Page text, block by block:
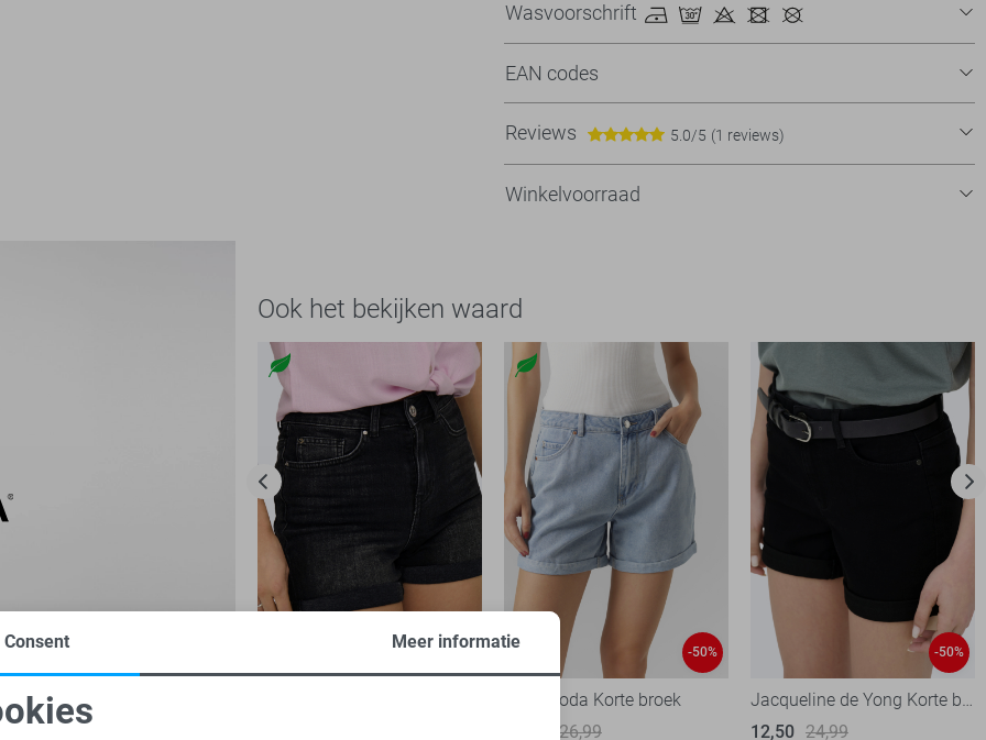
Wasvoorschrift
EAN codes
Reviews 5.0/5 (1 reviews)
Winkelvoorraad
Ook het bekijken waard
-50% -50%
Vero Moda Korte broek
26,99
-50%
12,50 24,99
cookies
Consent Meer informatie